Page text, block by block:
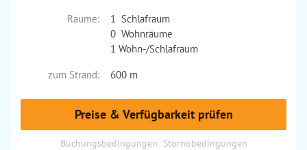
Räume:
1 Schlafraum
0 Wohnräume
1 Wohn-/Schlafraum
zum Strand:
600 m
Preise & Verfügbarkeit prüfen
Buchungsbedingungen Stornobedingungen